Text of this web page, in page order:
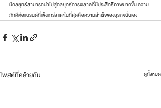
มีกลยุทธ์สามารถนำไปสู่กลยุทธ์การตลาดที่มีประสิทธิภาพมากขึ้น ความ
ภักดีต่อแบรนด์ที่แข็งแกร่ง และในที่สุดคือความสำเร็จของธุรกิจนั่นเอง
โพสต์ที่คล้ายกัน ดูทั้งหมด